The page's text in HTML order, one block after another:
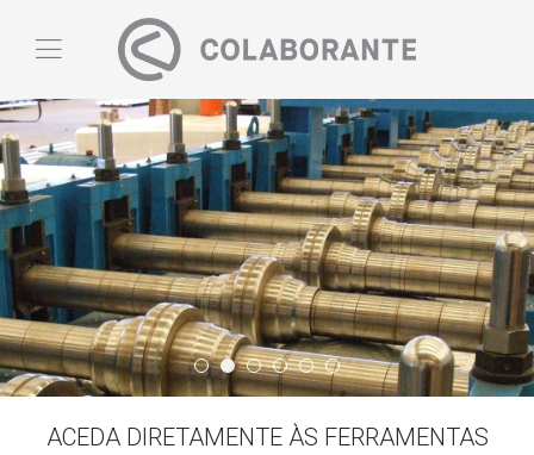
Quem Somos
Slide03Banner05
Banner06
Slide02Banner03
ACEDA DIRETAMENTE ÀS FERRAMENTAS